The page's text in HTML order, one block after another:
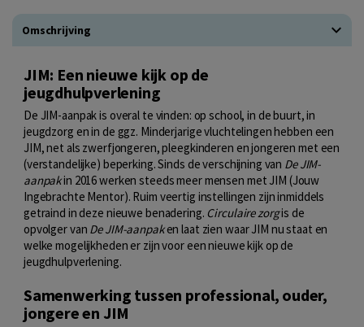
Omschrijving
JIM: Een nieuwe kijk op de
jeugdhulpverlening
De JIM-aanpak is overal te vinden: op school, in de buurt, in
jeugdzorg en in de ggz. Minderjarige vluchtelingen hebben een
JIM, net als zwerfjongeren, pleegkinderen en jongeren met een
(verstandelijke) beperking. Sinds de verschijning van De JIM-
aanpakin 2016 werken steeds meer mensen met JIM (Jouw
Ingebrachte Mentor). Ruim veertig instellingen zijn inmiddels
getraind in deze nieuwe benadering. Circulaire zorgis de
opvolger van De JIM-aanpaken laat zien waar JIM nu staat en
welke mogelijkheden er zijn voor een nieuwe kijk op de
jeugdhulpverlening.
Samenwerking tussen professional, ouder,
jongere en JIM